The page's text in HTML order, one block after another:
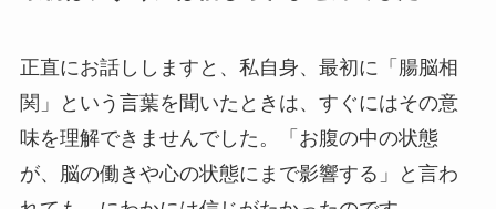
正直にお話ししますと、私自身、最初に「腸脳相
関」という言葉を聞いたときは、すぐにはその意
味を理解できませんでした。「お腹の中の状態
が、脳の働きや心の状態にまで影響する」と言わ